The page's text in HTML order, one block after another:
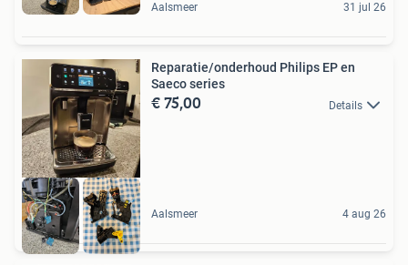
Aalsmeer 31 jul 26
Reparatie/onderhoud Philips EP en
Saeco series
€ 75,00 Details
Aalsmeer 4 aug 26